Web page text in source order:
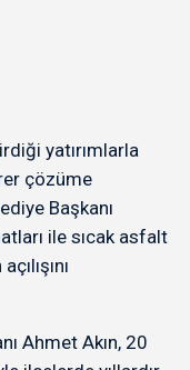
yatırımlarla
çözüme
Başkanı
ile sıcak asfalt
Ahmet Akın, 20